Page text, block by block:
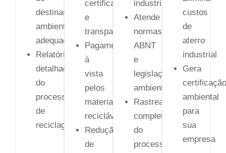
destinação
ambientalmente
adequada
Relatório
detalhado
do
processo
de
reciclagem
certificada
e
transparente
Pagamento
à
vista
pelos
materiais
recicláveis
Redução
de
industrial
Atende
normas
ABNT
e
legislação
ambiental
Rastreabilidade
completa
do
processo
custos
de
aterro
industrial
Gera
certificação
ambiental
para
sua
empresa